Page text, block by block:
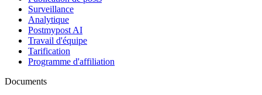
Surveillance
Analytique
Postmypost AI
Travail d'équipe
Tarification
Programme d'affiliation
Documents